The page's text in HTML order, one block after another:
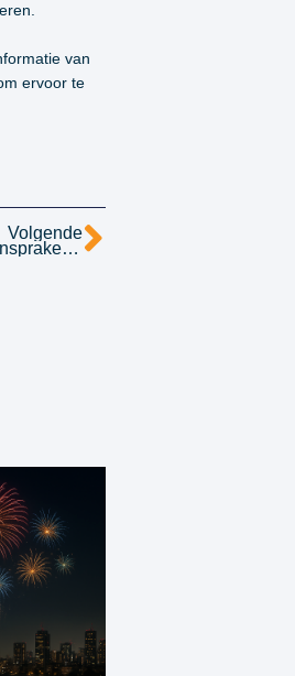
van
ervoor te
Volgende
Mag Een Verzekeraar Terugkomen Op Erkenning Van Aansprakelijkheid?